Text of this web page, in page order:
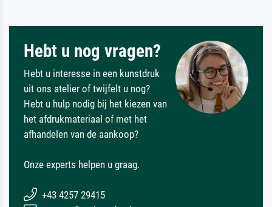
Hebt u nog vragen?
Hebt u interesse in een kunstdruk
uit ons atelier of twijfelt u nog?
Hebt u hulp nodig bij het kiezen van
het afdrukmateriaal of met het
afhandelen van de aankoop?
Onze experts helpen u graag.
+43 4257 29415